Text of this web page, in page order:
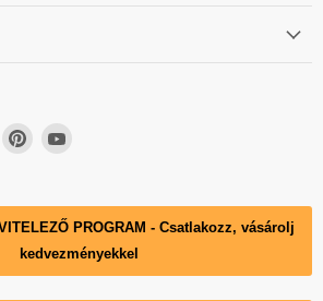
Finden Finden
auf
Pinterest
auf
YouTube
PROGRAM - Csatlakozz, vásárolj
kedvezményekkel